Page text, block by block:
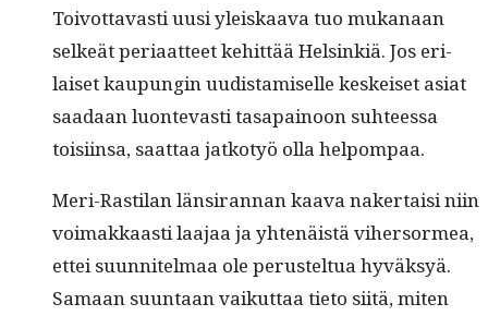
Toiv­ot­tavasti uusi yleiskaa­va tuo mukanaan
selkeät peri­aat­teet kehit­tää Helsinkiä. Jos eri­
laiset kaupun­gin uud­is­tamiselle keskeiset asi­at
saadaan luon­tev­asti tas­apain­oon suh­teessa
toisi­in­sa, saat­taa jatko­työ olla helpompaa.
Meri-Rasti­lan län­sir­an­nan kaa­va naker­taisi niin
voimakkaasti laa­jaa ja yht­enäistä viher­sormea,
ettei suun­nitel­maa ole perustel­tua hyväksyä.
Samaan suun­taan vaikut­taa tieto siitä, miten